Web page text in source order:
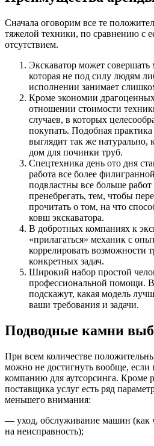
Сначала оговорим все те
тяжелой техники, по сравнению с
отсутствием.
Экскаватор может
которая не под силу людям
исполнении занимает
Кроме экономии
отношении стоимости
случаев, в которых
покупать. Подобная практика
выглядит так же натурально,
дом для починки труб.
Спецтехника день ото дня
работа все более
подвластны все больше
пренебрегать, тем, чтобы
прочитать о том, на что
ковш экскаватора.
В добротных компаниях к
«прилагаться» механик с
коррелировать возможности
конкретных задач.
Широкий набор простой
профессиональной помощи.
подскажут, какая модель
ваши требования и задачи.
Подводные камни
При всем количестве
можно не достигнуть вообще, если
компанию для аутсорсинга. Кроме
поставщика услуг есть ряд
меньшего внимания:
— уход, обслуживание машин (как
на неисправность);